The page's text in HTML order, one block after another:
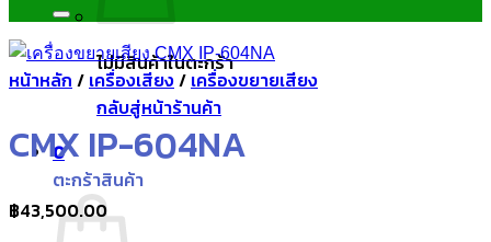
ไม่มีสินค้าในตะกร้า
กลับสู่หน้าร้านค้า
0
ตะกร้าสินค้า
หน้าหลัก / เครื่องเสียง/ เครื่องขยายเสียง
CMX IP-604NA
฿43,500.00